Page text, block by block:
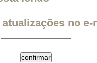
atualizações no e-